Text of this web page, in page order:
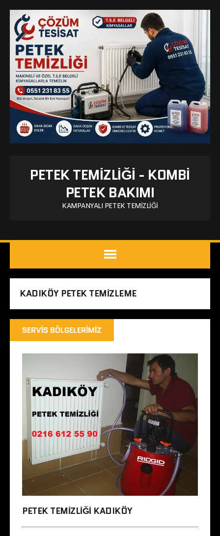
PETEK TEMIZLIĞI - KOMBI
PETEK BAKIMI
KAMPANYALI PETEK TEMIZLIĞI
KADIKÖY PETEK TEMIZLEME
SERVIS BÖLGELERIMIZ
PETEK TEMIZLIĞI KADIKÖY